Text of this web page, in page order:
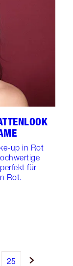
up in Rot
für
Rot.
25